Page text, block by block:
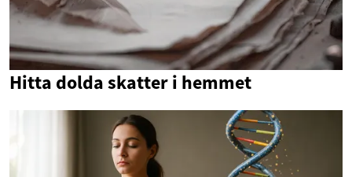
Hitta dolda skatter i hemmet